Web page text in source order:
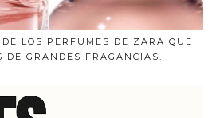
LOS PERFUMES DE ZARA QUE
DE GRANDES FRAGANCIAS.